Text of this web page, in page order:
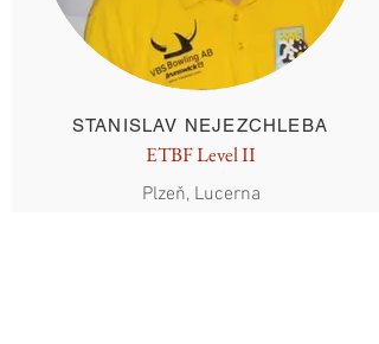
STANISLAV NEJEZCHLEBA
ETBF Level II
Plzeň, Lucerna